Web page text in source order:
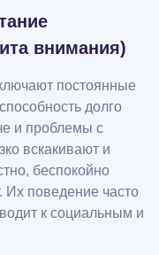
внимания)
постоянные
долго
и проблемы с
вскакивают и
беспокойно
Их поведение часто
к социальным и